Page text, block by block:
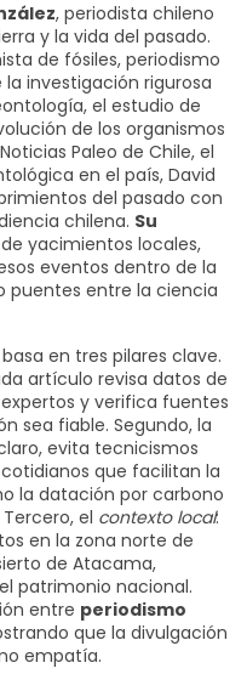
, periodista chileno
y la vida del pasado.
de fósiles, periodismo
investigación rigurosa
, el estudio de
de los organismos
Noticias Paleo de Chile, el
en el país, David
del pasado con
chilena. Su
yacimientos locales,
eventos dentro de la
puentes entre la ciencia
en tres pilares clave.
artículo revisa datos de
y verifica fuentes
sea fiable. Segundo, la
evita tecnicismos
que facilitan la
la datación por carbono
el contexto local:
en la zona norte de
de Atacama,
patrimonio nacional.
entre periodismo
que la divulgación
empatía.